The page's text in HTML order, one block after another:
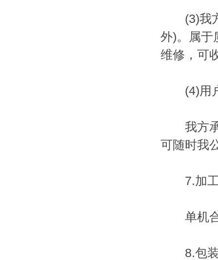
(3)我方
外)。属于
维修，可
(4)用
我方承
可随时我
7.加工
单机合
8.包装